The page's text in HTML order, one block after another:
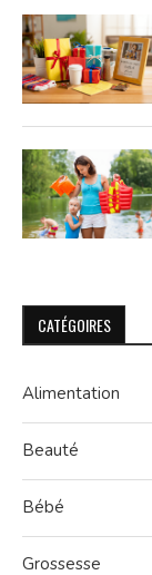
CATÉGOIRES
Alimentation
Beauté
Bébé
Grossesse